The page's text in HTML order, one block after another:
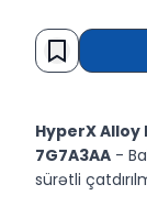
HyperX
7G7A3AA -
sürətli